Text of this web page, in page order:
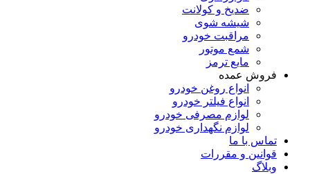
ضدیخ و کولانت
شیشه شوی
مراقبت خودرو
شمع موتور
مایع ترمز
فروش عمده
انواع روغن خودرو
انواع فیلتر خودرو
لوازم مصرفی خودرو
لوازم نگهداری خودرو
تماس با ما
قوانین و مقررات
وبلاگ